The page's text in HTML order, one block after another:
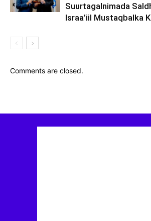
Suurtagalnimada
Israa’iil Mustaqbalka
Comments are closed.